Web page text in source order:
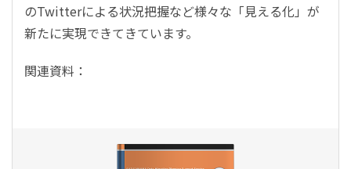
のTwitterによる状況把握など様々な「見える化」が
新たに実現できてきています。
関連資料：